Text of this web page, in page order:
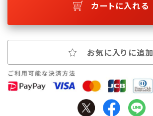
カートに入れる
お気に入りに追加